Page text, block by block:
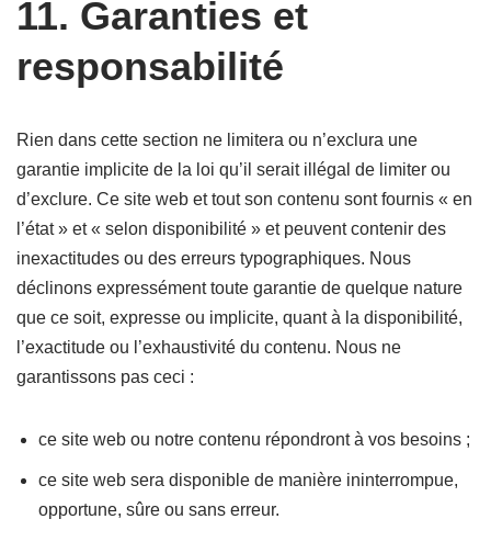
11. Garanties et
responsabilité
Rien dans cette section ne limitera ou n’exclura une
garantie implicite de la loi qu’il serait illégal de limiter ou
d’exclure. Ce site web et tout son contenu sont fournis « en
l’état » et « selon disponibilité » et peuvent contenir des
inexactitudes ou des erreurs typographiques. Nous
déclinons expressément toute garantie de quelque nature
que ce soit, expresse ou implicite, quant à la disponibilité,
l’exactitude ou l’exhaustivité du contenu. Nous ne
garantissons pas ceci :
ce site web ou notre contenu répondront à vos besoins ;
ce site web sera disponible de manière ininterrompue,
opportune, sûre ou sans erreur.